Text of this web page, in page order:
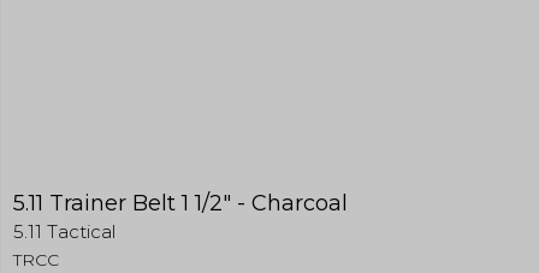
5.11 Trainer Belt 1 1/2" - Charcoal
5.11 Tactical
TRCC